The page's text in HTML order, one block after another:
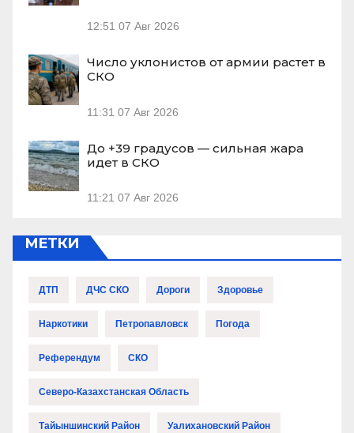
12:51 07 Авг 2026
Число уклонистов от армии растет в
СКО
11:31 07 Авг 2026
До +39 градусов — сильная жара
идет в СКО
11:21 07 Авг 2026
МЕТКИ
ДТП ДЧС СКО Дороги Здоровье
Наркотики Петропавловск Погода
Референдум СКО
Северо-Казахстанская Область
Тайыншинский Район Уалихановский Район